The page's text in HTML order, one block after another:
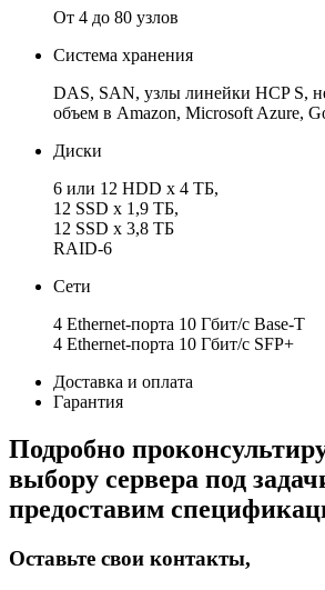
От 4 до 80 узлов
Система хранения
DAS, SAN, узлы линейки HCP S,
объем в Amazon, Microsoft Azure,
Диски
6 или 12 HDD x 4 ТБ,
12 SSD x 1,9 ТБ,
12 SSD x 3,8 ТБ
RAID-6
Сети
4 Ethernet-порта 10 Гбит/с Base-T
4 Ethernet-порта 10 Гбит/с SFP+
Доставка и оплата
Гарантия
Подробно
выбору сервера под
предоставим
Оставьте свои контакты,